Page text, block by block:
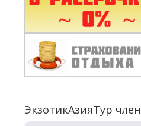
ЭкзотикАзияТур член